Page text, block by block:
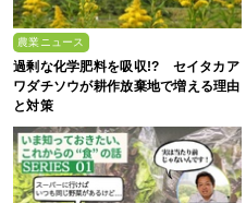
農業ニュース
過剰な化学肥料を吸収!? セイタカア
ワダチソウが耕作放棄地で増える理由
と対策